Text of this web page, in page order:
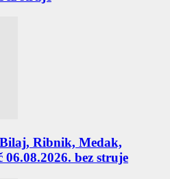
Ribnik, Medak,
bez struje